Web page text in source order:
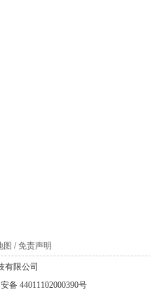
图 /免责声明
有限公司
备 44011102000390号